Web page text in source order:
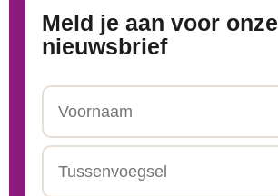
Meld je aan voor onze
nieuwsbrief
Voornaam